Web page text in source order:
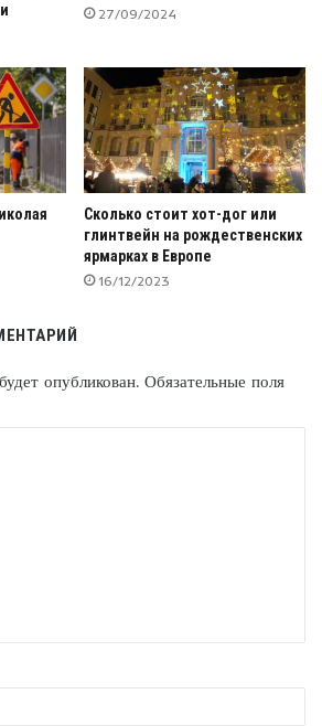
27/09/2024
Сколько стоит хот-дог или
глинтвейн на рождественских
ярмарках в Европе
16/12/2023
опубликован. Обязательные поля